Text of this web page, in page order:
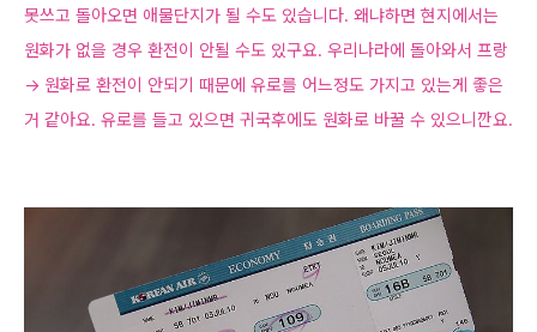
못쓰고 돌아오면 애물단지가 될 수도 있습니다. 왜냐하면 현지에서는
원화가 없을 경우 환전이 안될 수도 있구요. 우리나라에 돌아와서 프랑
-> 원화로 환전이 안되기 때문에 유로를 어느정도 가지고 있는게 좋은
거 같아요. 유로를 들고 있으면 귀국후에도 원화로 바꿀 수 있으니깐요.